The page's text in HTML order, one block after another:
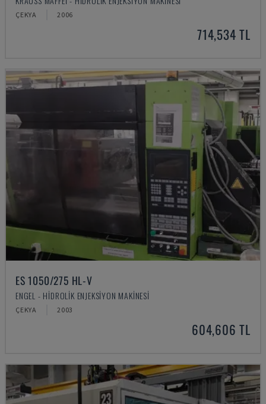
ÇEKYA 2006
714,534 TL
ES 1050/275 HL-V
ENGEL - HIDROLIK ENJEKSIYON MAKINESI
ÇEKYA 2003
604,606 TL